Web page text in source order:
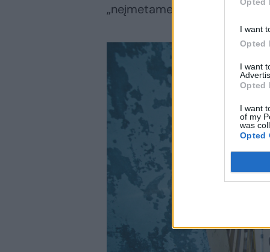
I want
Opted
I want
Opted
I want
of my
was
Opted
„neįmetame“ jų į darbų